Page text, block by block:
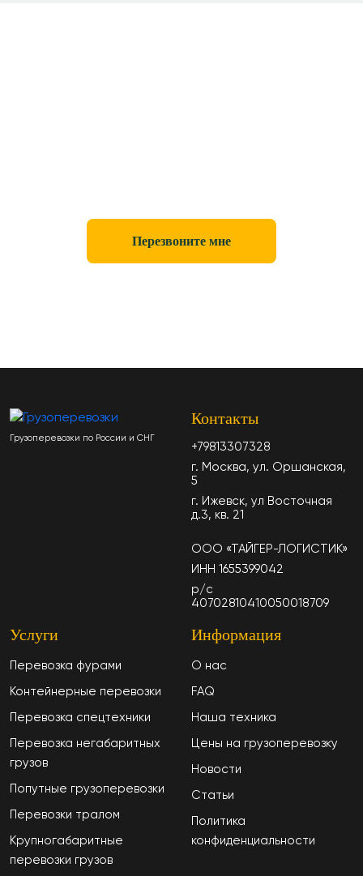
Перезвоните мне
Грузоперевозки по России и СНГ
Услуги
Перевозка фурами
Контейнерные перевозки
Перевозка спецтехники
Перевозка негабаритных
грузов
Попутные грузоперевозки
Перевозки тралом
Крупногабаритные
перевозки грузов
Контакты
+79813307328
г. Москва, ул. Оршанская,
5
г. Ижевск, ул Восточная
д.3, кв. 21
ООО «ТАЙГЕР-ЛОГИСТИК»
ИНН 1655399042
р/с
40702810410050018709
Информация
О нас
FAQ
Наша техника
Цены на грузоперевозку
Новости
Статьи
Политика
конфиденциальности